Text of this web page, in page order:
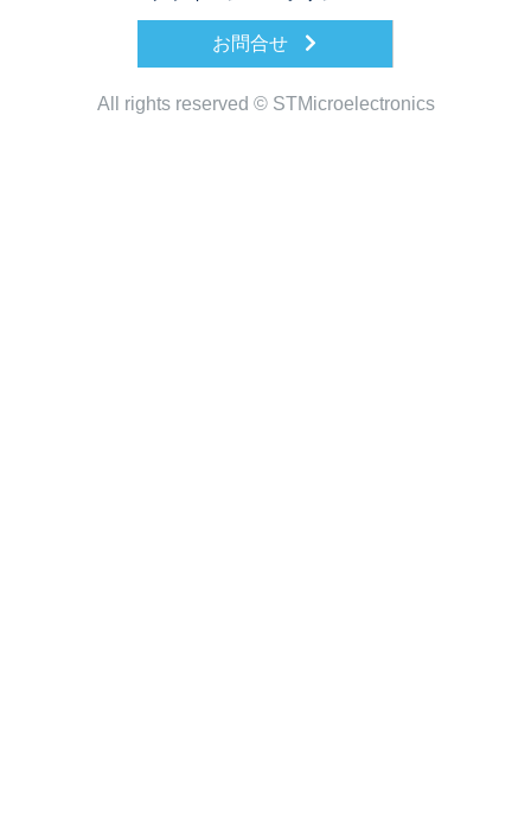
お問合せ
All rights reserved © STMicroelectronics